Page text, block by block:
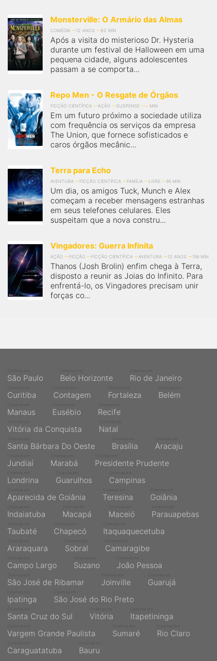
Monsterville: O Armário das Almas
COMÉDIA 12 ANOS 82 MIN
Após a visita do misterioso Dr. Hysteria
durante um festival de Halloween em uma
pequena cidade, alguns adolescentes
passam a se comporta...
Repo Men - O Resgate de Órgãos
FICÇÃO CIENTÍFICA AÇÃO SUSPENSE MIN
Em um futuro próximo a sociedade utiliza
com frequência os serviços da empresa
The Union, que fornece sofisticados e
caros órgãos mecânic...
Terra para Echo
AVENTURA FICÇÃO CIENTÍFICA FAMÍLIA LIVRE 95 MIN
Um dia, os amigos Tuck, Munch e Alex
começam a receber mensagens estranhas
em seus telefones celulares. Eles
suspeitam que a nova constru...
Vingadores: Guerra Infinita
AÇÃO FICÇÃO FICÇÃO CIENTÍFICA AVENTURA 12 ANOS 156 MIN
Thanos (Josh Brolin) enfim chega à Terra,
disposto a reunir as Joias do Infinito. Para
enfrentá-lo, os Vingadores precisam unir
forças co...
São Paulo Belo Horizonte Rio de Janeiro
Curitiba Contagem Fortaleza Belém
Manaus Eusébio Recife
Vitória da Conquista Natal
Santa Bárbara Do Oeste Brasília Aracaju
Jundiaí Marabá Presidente Prudente
Londrina Guarulhos Campinas
Aparecida de Goiânia Teresina Goiânia
Indaiatuba Macapá Maceió Parauapebas
Taubaté Chapecó Itaquaquecetuba
Araraquara Sobral Camaragibe
Campo Largo Suzano João Pessoa
São José de Ribamar Joinville Guarujá
Ipatinga São José do Rio Preto
Santa Cruz do Sul Vitória Itapetininga
Vargem Grande Paulista Sumaré Rio Claro
Caraguatatuba Bauru